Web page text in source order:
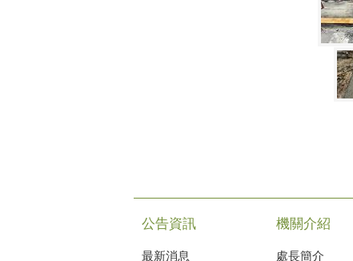
公告資訊
最新消息
機關介紹
處長簡介